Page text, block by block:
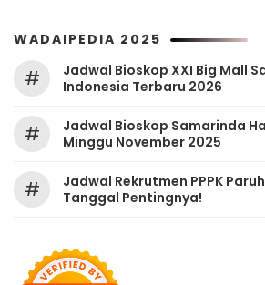
WADAIPEDIA 2025
#
Jadwal Bioskop XXI Big Mall
Indonesia Terbaru 2026
#
Jadwal Bioskop Samarinda
Minggu November 2025
#
Jadwal Rekrutmen PPPK
Tanggal Pentingnya!